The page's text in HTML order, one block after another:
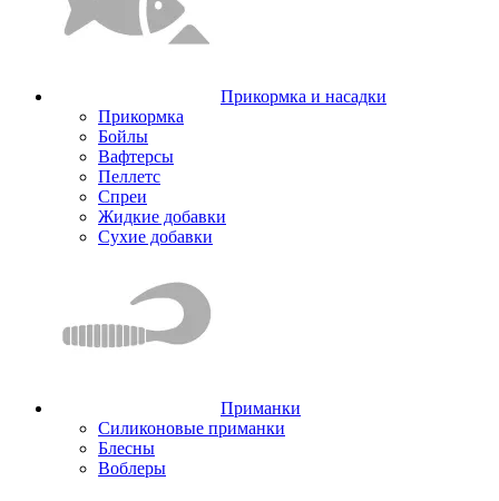
Прикормка и насадки
Прикормка
Бойлы
Вафтерсы
Пеллетс
Спреи
Жидкие добавки
Сухие добавки
Приманки
Силиконовые приманки
Блесны
Воблеры